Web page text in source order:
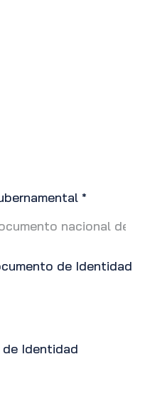
*
de Identidad
Identidad